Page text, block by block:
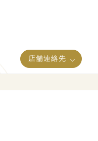
店舗連絡先